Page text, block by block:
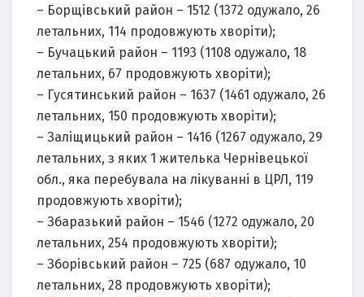
– Борщівський район – 1512 (1372 одужало, 26
летальних, 114 продовжують хворіти);
– Бучацький район – 1193 (1108 одужало, 18
летальних, 67 продовжують хворіти);
– Гусятинський район – 1637 (1461 одужало, 26
летальних, 150 продовжують хворіти);
– Заліщицький район – 1416 (1267 одужало, 29
летальних, з яких 1 жителька Чернівецької
обл., яка перебувала на лікуванні в ЦРЛ, 119
продовжують хворіти);
– Збаразький район – 1546 (1272 одужало, 20
летальних, 254 продовжують хворіти);
– Зборівський район – 725 (687 одужало, 10
летальних, 28 продовжують хворіти);